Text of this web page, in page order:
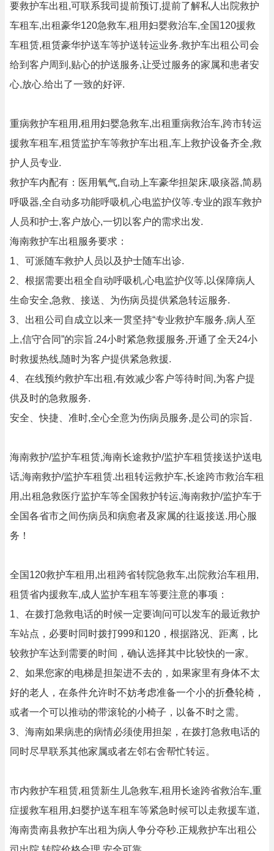
要救护车出租,可联系我司提前预订,提前了解私人出院救护
车租车,出租豪华120急救车,租用妇婴救治车,全国120援救
车租赁,租赁豪华护送车等护送转运业务.救护车出租公司会
给到客户周到,贴心的护送服务,让受过服务的家属和患者安
心,放心.给出了一致的好评.
重病救护车租用,租用妇婴急救车,出租重病救治车,跨市转运
援救车租车,租赁监护车等救护车出租,车上救护设备齐全,救
护人员专业.
救护车内配有：医用氧气,自动上车豪华担架床,吸痰器,简易
呼吸器,全自动多功能呼吸机,心电监护仪等.专业的跟车救护
人员和护士,客户放心,一切以客户的需求出发.
海南救护车出租服务要求：
1、可派随车救护人员以及护士随车出诊.
2、根据需要出租全自动呼吸机,心电监护仪等,以保障病人
生命安全,急救、接送、为伤病员提供紧急转运服务.
3、出租公司自成立以来一贯坚持“专业救护车服务,病人至
上,信守合同”的宗旨.24小时紧急救援服务,开通了全天24小
时救援热线,随时为客户提供紧急救援.
4、在线预约救护车出租,有效减少客户等待时间,为客户提
供及时的急救服务.
安全、快捷、准时,全心全意为伤病员服务,是公司的宗旨.
海南救护/监护车租赁,海南长途救护/监护车租赁接送护送电
话,海南救护/监护车租赁.出租转运救护车,长途跨市救治车租
用,出租急救医疗监护车等全国救护转运,海南救护/监护车于
全国各省市之间伤病员和病愈者及家属的往返接送.用心服
务！
全国120救护车租用,出租跨省转院急救车,出院救治车租用,
租赁省内援救车,成人监护车租车等要注意的事项：
1、在拨打急救电话的时候一定要询问可以发车的最近救护
车站点，必要时同时拨打999和120，根据路况、距离，比
较救护车达到需要的时间，确认选择其中比较快的一家。
2、如果您家的电梯是担架进不去的，如果家里有身体不太
好的老人，在条件允许时不妨考虑准备一个小的折叠轮椅，
或者一个可以推动的带滚轮的小椅子，以备不时之需。
3、海南如果病患的病情必须使用担架，在拨打急救电话的
同时尽早联系其他家属或者左邻右舍帮忙转运。
市内救护车租赁,租赁新生儿急救车,租用长途跨省救治车,重
症援救车租用,妇婴护送车租车等紧急时候可以走救援车道,
海南贵南县救护车出租为病人争分夺秒.正规救护车出租公